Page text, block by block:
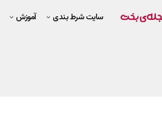
سایت شرط بندی آموزش